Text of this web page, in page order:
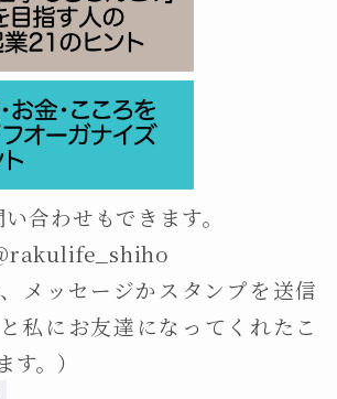
合わせもできます。
、メッセージかスタンプを送信
私にお友達になってくれたこ
。）